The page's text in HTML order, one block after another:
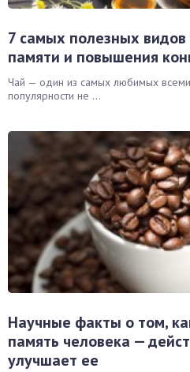
7 самых полезных
памяти и повышения
Чай — один из самых любимых всеми
популярности не ...
Научные факты о том,
память человека —
улучшает ее